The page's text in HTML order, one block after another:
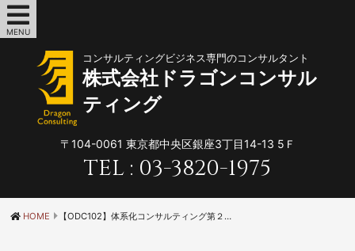
MENU
コンサルティングビジネス専門のコンサルタント
株式会社ドラゴンコンサル
ティング
〒104-0061 東京都中央区銀座3丁目14-13 5Ｆ
TEL : 03-3820-1975
HOME 【ODC102】体系化コンサルティング第２回目